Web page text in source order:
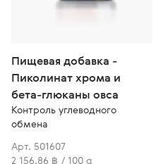
Пищевая добавка -
Пиколинат хрома и
бета-глюканы овса
Контроль углеводного
обмена
Арт. 501607
2 156,86 ฿ / 100 g